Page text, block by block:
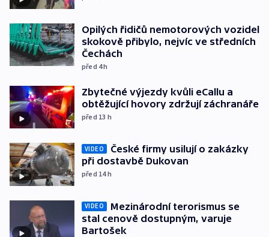
Opilých řidičů nemotorových vozidel
skokově přibylo, nejvíc ve středních
Čechách
před 4h
Zbytečné výjezdy kvůli eCallu a
obtěžující hovory zdržují záchranáře
před 13 h
VIDEO
České firmy usilují o zakázky
při dostavbě Dukovan
před 14h
VIDEO
Mezinárodní terorismus se
stal cenově dostupným, varuje
Bartošek